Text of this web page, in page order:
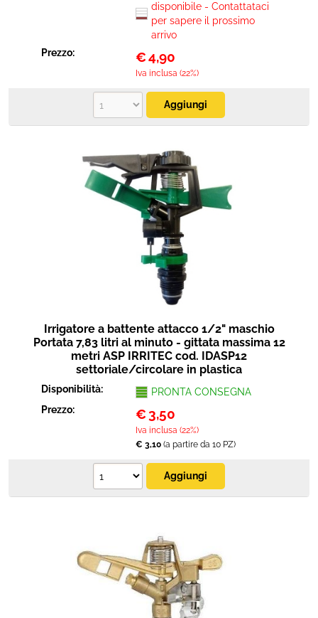
disponibile - Contattataci
per sapere il prossimo
arrivo
Prezzo:
€4,90
Iva inclusa (22%)
Irrigatore a battente attacco 1/2" maschio
Portata 7,83 litri al minuto - gittata massima 12
metri ASP IRRITEC cod. IDASP12
settoriale/circolare in plastica
Disponibilità:
PRONTA CONSEGNA
Prezzo:
€ 3,50
Iva inclusa (22%)
€ 3,10(a partire da 10 PZ)